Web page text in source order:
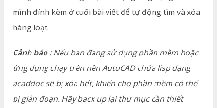
mình đính kèm ở cuối bài viết để tự động tìm và xóa
hàng loạt.
Cảnh báo: Nếu bạn đang sử dụng phần mềm hoặc
ứng dụng chạy trên nền AutoCAD chứa lisp dạng
acaddoc sẽ bị xóa hết, khiến cho phần mềm có thể
bị gián đoạn. Hãy back up lại thư mục cần thiết